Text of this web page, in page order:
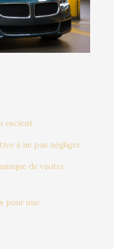
escient
à ne pas négliger
de visiter
pour une